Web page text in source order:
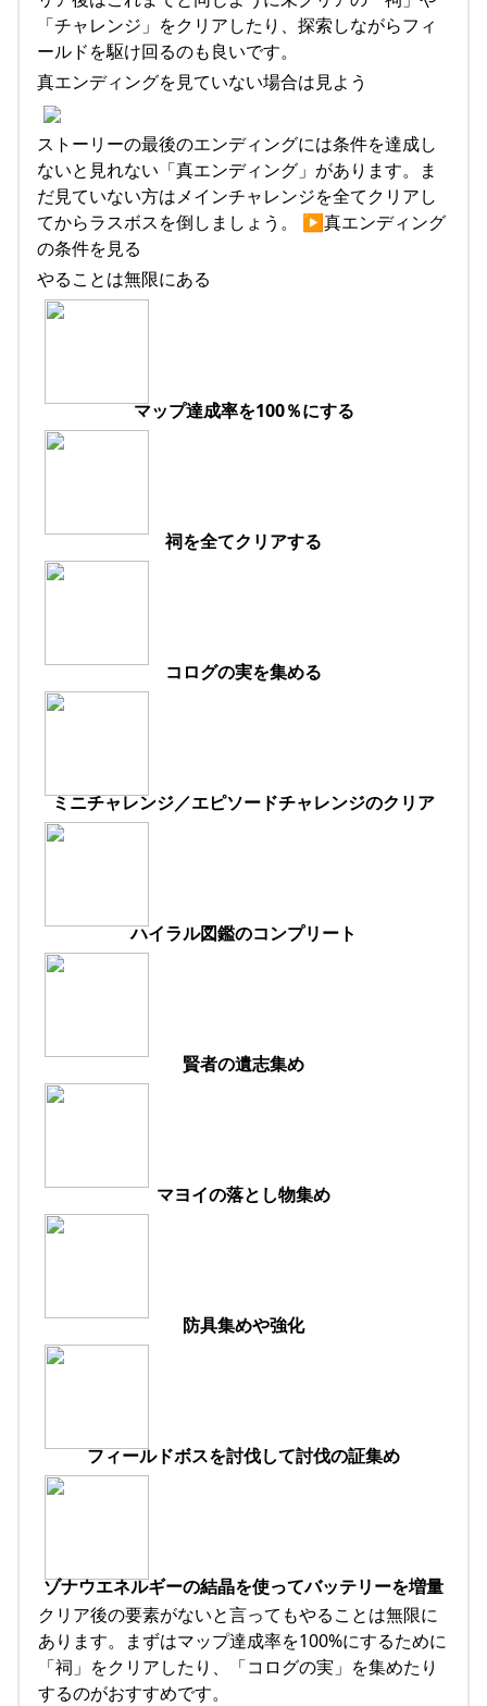
「チャレンジ」をクリアしたり、探索しながらフィ
ールドを駆け回るのも良いです。
真エンディングを見ていない場合は見よう
ストーリーの最後のエンディングには条件を達成し
ないと見れない「真エンディング」があります。ま
だ見ていない方はメインチャレンジを全てクリアし
てからラスボスを倒しましょう。 ▶︎真エンディング
の条件を見る
やることは無限にある
マップ達成率を100％にする
祠を全てクリアする
コログの実を集める
ミニチャレンジ／エピソードチャレンジのクリア
ハイラル図鑑のコンプリート
賢者の遺志集め
マヨイの落とし物集め
防具集めや強化
フィールドボスを討伐して討伐の証集め
ゾナウエネルギーの結晶を使ってバッテリーを増量
クリア後の要素がないと言ってもやることは無限に
あります。まずはマップ達成率を100%にするために
「祠」をクリアしたり、「コログの実」を集めたり
するのがおすすめです。